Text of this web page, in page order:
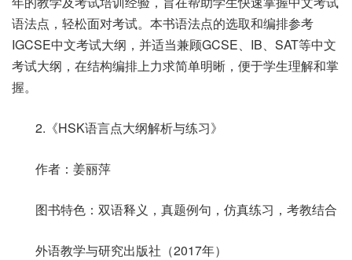
语法点，轻松面对考试。本书语法点的选取和编排参考
IGCSE中文考试大纲，并适当兼顾GCSE、IB、SAT等中文
考试大纲，在结构编排上力求简单明晰，便于学生理解和掌
握。
2.《HSK语言点大纲解析与练习》
作者：姜丽萍
图书特色：双语释义，真题例句，仿真练习，考教结合
外语教学与研究出版社（2017年）